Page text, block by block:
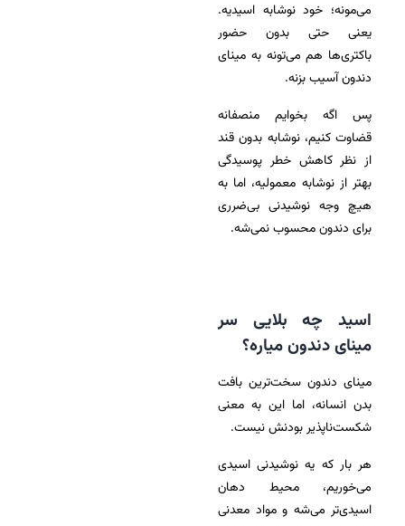
می‌مونه؛ خود نوشابه اسیدیه.
یعنی حتی بدون حضور
باکتری‌ها هم می‌تونه به مینای
دندون آسیب بزنه.
پس اگه بخوایم منصفانه
قضاوت کنیم، نوشابه بدون قند
از نظر کاهش خطر پوسیدگی
بهتر از نوشابه معمولیه، اما به
هیچ وجه نوشیدنی بی‌ضرری
برای دندون محسوب نمی‌شه.
اسید چه بلایی سر
مینای دندون میاره؟
مینای دندون سخت‌ترین بافت
بدن انسانه، اما این به معنی
شکست‌ناپذیر بودنش نیست.
هر بار که یه نوشیدنی اسیدی
می‌خوریم، محیط دهان
اسیدی‌تر می‌شه و مواد معدنی